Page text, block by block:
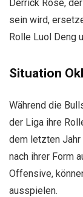
Derrick Rose,
sein wird,
Rolle Luol Deng
Situation
Während die
der Liga ihre
dem letzten
nach ihrer Form
Offensive,
ausspielen.